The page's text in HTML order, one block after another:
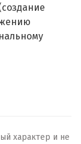
характер и не